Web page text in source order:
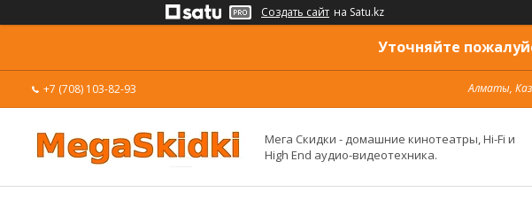
Создать сайт на Satu.kz
Уточняйте
+7 (708) 103-82-93 Алматы,
Мега Скидки - домашние кинотеатры, Hi-Fi и
High End аудио-видеотехника.